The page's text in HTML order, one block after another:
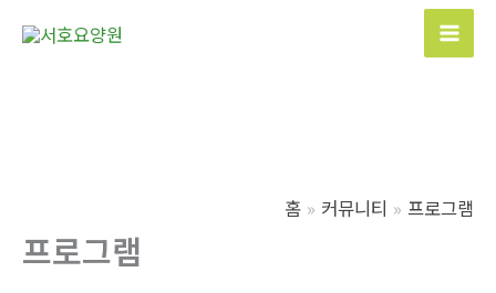
Main
홈 커뮤니티 프로그램
프로그램